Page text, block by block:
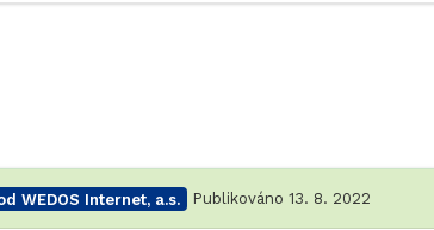
WEDOS Internet, a.s. Publikováno 13. 8. 2022